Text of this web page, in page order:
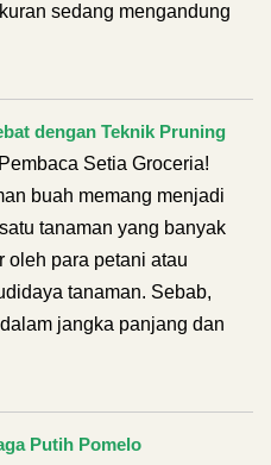
sedang mengandung
dengan Teknik Pruning
Setia Groceria!
buah memang menjadi
tanaman yang banyak
oleh para petani atau
tanaman. Sebab,
jangka panjang dan
Putih Pomelo